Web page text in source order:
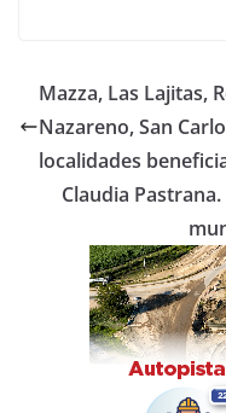
e
b
o
o
k
er s
A
p
p
Mazza, Las Lajitas,
Nazareno, San
localidades
Claudia